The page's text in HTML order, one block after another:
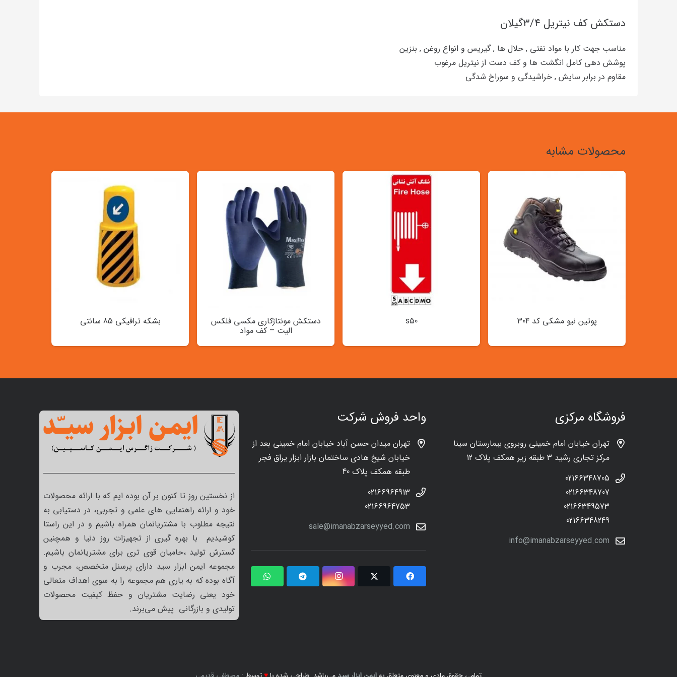
دستکش کف نیتریل ۳/۴گیلان
مناسب جهت کار با مواد نفتی , حلال ها , گیریس و انواع روغن , بنزین
پوشش دهی کامل انگشت ها و کف دست از نیتریل مرغوب
مقاوم در برابر سایش , خراشیدگی و سوراخ شدگی
محصولات مشابه
پوتین نیو مشکی کد 304 s50 دستکش مونتاژکاری مکسی فلکس
الیت – کف‌ مواد
بشکه ترافیکی 85 سانتی
فروشگاه مرکزی
تهران خیابان امام خمینی روبروی بیمارستان سینا
مرکز تجاری رشید 3 طبقه زیر همکف پلاک 12
02166348705
02166348707
02166349573
02166348249
info@imanabzarseyyed.com
واحد فروش شرکت
تهران میدان حسن آباد خیابان امام خمینی بعد از
خیابان شیخ هادی ساختمان بازار ابزار یراق فجر
طبقه همکف پلاک 40
02166964913
02166964753
sale@imanabzarseyyed.com
از نخستین روز تا کنون بر آن بوده ایم که با ارائه محصولات
خود و ارائه راهنمایی های علمی و تجربی، در دستیابی به
نتیجه مطلوب با مشتریانمان همراه باشیم و در این راستا
کوشیدیم با بهره گیری از تجهیزات روز دنیا و همچنین
گسترش تولید ،حامیان قوی تری برای مشتریانمان باشیم.
مجموعه ایمن ابزار سید دارای پرسنل متخصص، مجرب و
آگاه بوده که به یاری هم مجموعه را به سوی اهداف متعالی
خود یعنی رضایت مشتریان و حفظ کیفیت محصولات
تولیدی و بازرگانی پیش می‌برند.